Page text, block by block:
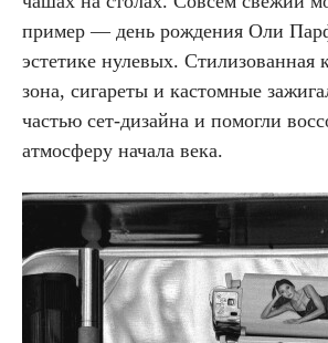
пример — день рождения Оли
эстетике нулевых. Стилизованная
зона, сигареты и кастомные
частью сет-дизайна и помогли
атмосферу начала века.